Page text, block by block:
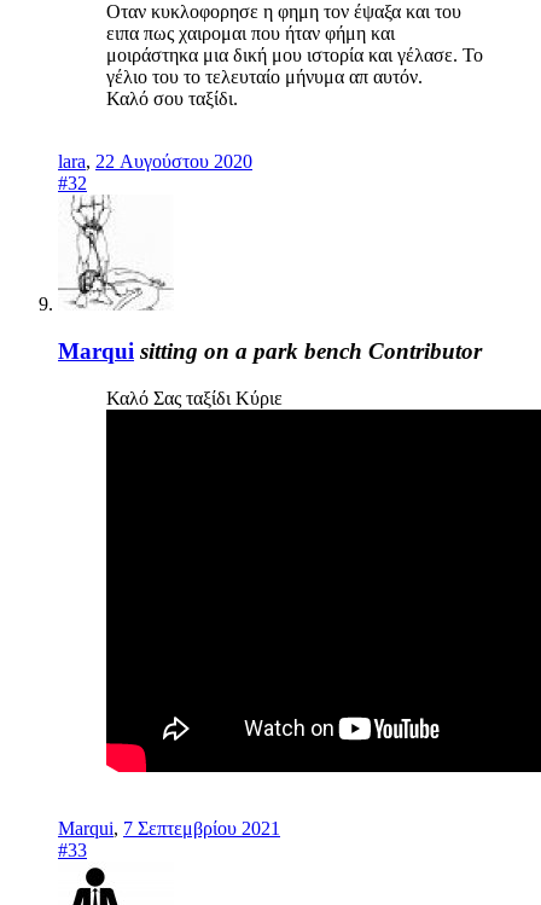
Οταν κυκλοφορησε η φημη τον έψαξα και του
ειπα πως χαιρομαι που ήταν φήμη και
μοιράστηκα μια δική μου ιστορία και γέλασε. Το
γέλιο του το τελευταίο μήνυμα απ αυτόν.
Καλό σου ταξίδι.
lara, 22 Αυγούστου 2020
#32
Marqui sitting on a park bench Contributor
Καλό Σας ταξίδι Κύριε
Marqui, 7 Σεπτεμβρίου 2021
#33